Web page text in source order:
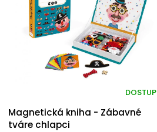
Magnetická kniha - Zábavné
tváre chlapci